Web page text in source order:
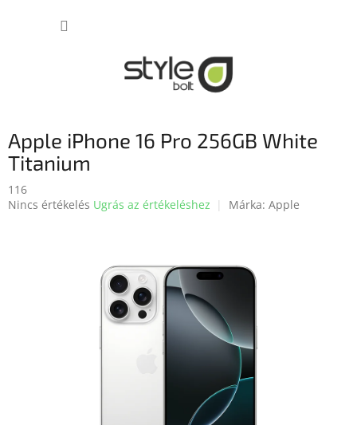
Apple iPhone 16 Pro 256GB White
Titanium
116
A
Nincs értékelés Ugrás az értékeléshez Márka: Apple